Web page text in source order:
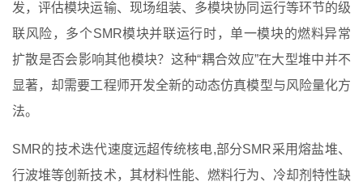
发，评估模块运输、现场组装、多模块协同运行等环节的级
联风险，多个SMR模块并联运行时，单一模块的燃料异常
扩散是否会影响其他模块？这种“耦合效应”在大型堆中并不
显著，却需要工程师开发全新的动态仿真模型与风险量化方
法。
SMR的技术迭代速度远超传统核电,部分SMR采用熔盐堆、
行波堆等创新技术，其材料性能、燃料行为、冷却剂特性缺